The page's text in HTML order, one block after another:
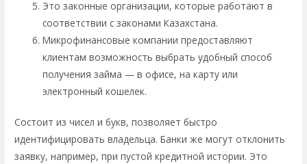
Это законные организации, которые работают в
соответствии с законами Казахстана.
Микрофинансовые компании предоставляют
клиентам возможность выбрать удобный способ
получения займа — в офисе, на карту или
электронный кошелек.
Состоит из чисел и букв, позволяет быстро
идентифицировать владельца. Банки же могут отклонить
заявку, например, при пустой кредитной истории. Это